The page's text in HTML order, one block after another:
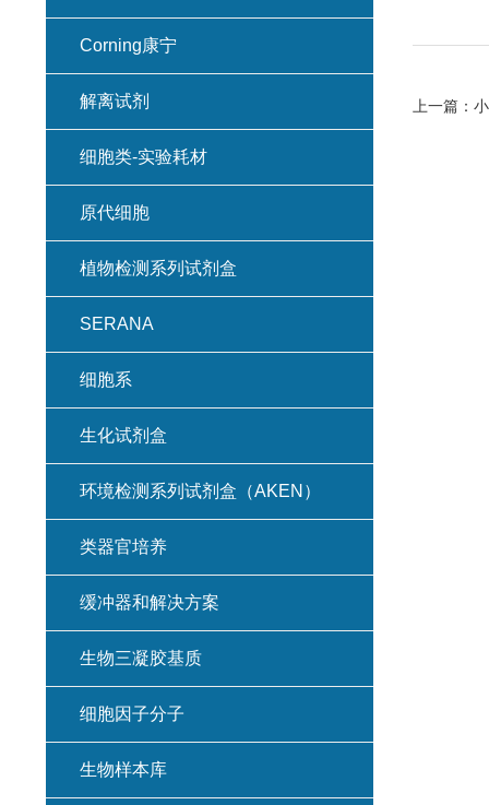
上一篇：
Corning康宁
解离试剂
细胞类-实验耗材
原代细胞
植物检测系列试剂盒
SERANA
细胞系
生化试剂盒
环境检测系列试剂盒（AKEN）
类器官培养
缓冲器和解决方案
生物三凝胶基质
细胞因子分子
生物样本库